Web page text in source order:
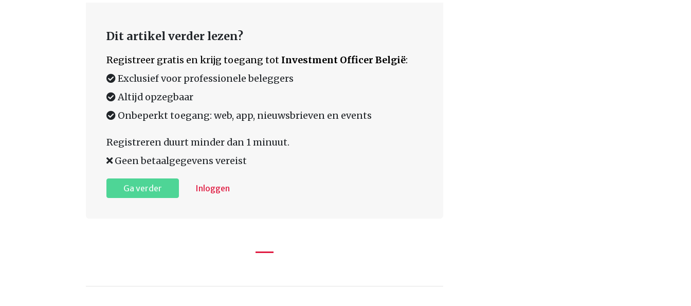
Dit artikel verder lezen?
Registreer gratis en krijg toegang tot Investment Officer België:
Exclusief voor professionele beleggers
Altijd opzegbaar
Onbeperkt toegang: web, app, nieuwsbrieven en events
Registreren duurt minder dan 1 minuut.
Geen betaalgegevens vereist
Ga verder Inloggen